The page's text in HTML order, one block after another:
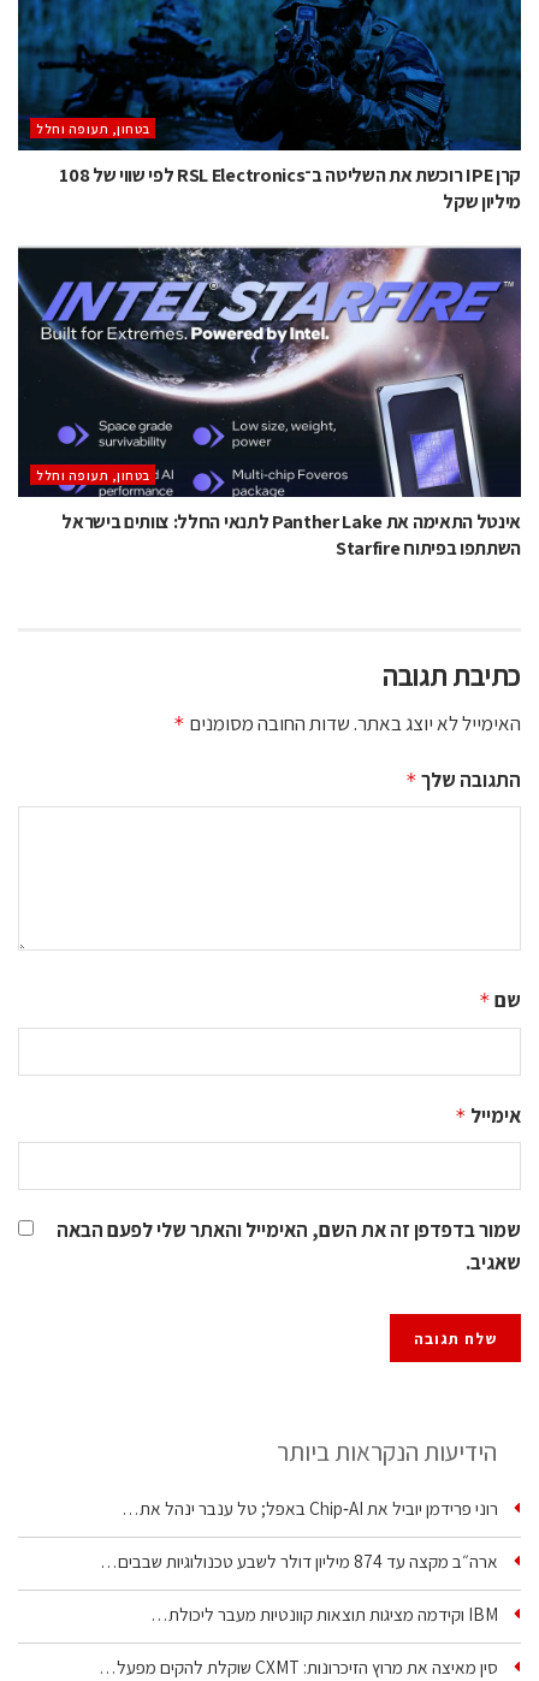
בטחון, תעופה וחלל
קרן IPE רוכשת את השליטה ב־RSL Electronics לפי שווי של 108
מיליון שקל
בטחון, תעופה וחלל
אינטל התאימה את Panther Lake לתנאי החלל: צוותים בישראל
השתתפו בפיתוח Starfire
כתיבת תגובה
האימייל לא יוצג באתר.שדות החובה מסומנים *
התגובה שלך *
שם *
אימייל *
שמור בדפדפן זה את השם, האימייל והאתר שלי לפעם הבאה
שאגיב.
הידיעות הנקראות ביותר
רוני פרידמן יוביל את Chip‑AI באפל; טל ענבר ינהל את…
ארה״ב מקצה עד 874 מיליון דולר לשבע טכנולוגיות שבבים…
IBM וקידמה מציגות תוצאות קוונטיות מעבר ליכולת…
סין מאיצה את מרוץ הזיכרונות: CXMT שוקלת להקים מפעל…